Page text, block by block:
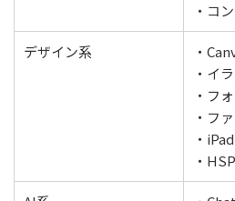
・コ
デザイン系
・
・イ
・フ
・フ
・
・